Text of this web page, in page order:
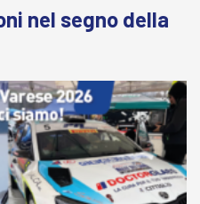
nel segno della